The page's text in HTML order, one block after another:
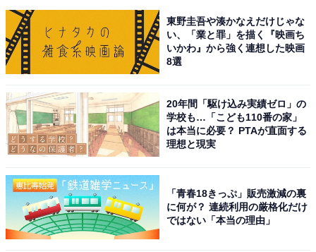
東野圭吾や湊かなえだけじゃな
い、「業と罪」を描く『映画ち
いかわ』から強く連想した映画
8選
20年間「駆け込み実績ゼロ」の
学校も…「こども110番の家」
は本当に必要？ PTAが直面する
理想と現実
「青春18きっぷ」販売激減の裏
に何が？ 連続利用の厳格化だけ
ではない「本当の理由」